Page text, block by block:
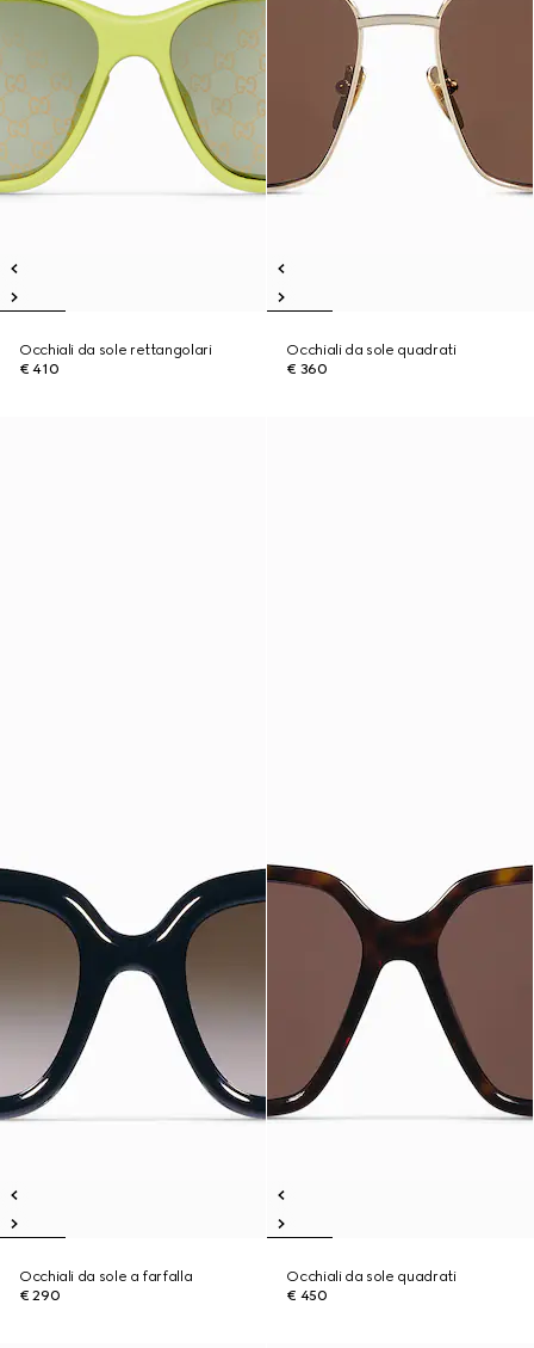
Occhiali da sole rettangolari
€ 410
Occhiali da sole quadrati
€ 360
Occhiali da sole a farfalla
€ 290
Occhiali da sole quadrati
€ 450